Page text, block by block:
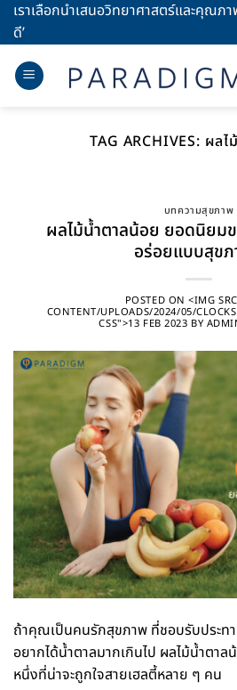
Skipเราเลือกนำเสนอวิทยาศาสตร์และคุณภ
ดี’
TAG ARCHIVES: ผลไ
บทความสุขภาพ
ผลไม้น้ำตาลน้อย ยอดนิยม
อร่อยแบบสุข
POSTED ON<IMG
CONTENT/UPLOADS/2024/05/
CSS">13 FEB 2023 BY
ถ้าคุณเป็นคนรักสุขภาพ ที่ชอบรับประทา
อยากได้น้ำตาลมากเกินไป ผลไม้น้ำตา
หนึ่งที่น่าจะถูกใจสายเฮลตี้หลาย ๆ คน